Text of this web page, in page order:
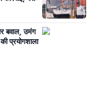
बवाल, उमंग
प्रयोगशाला